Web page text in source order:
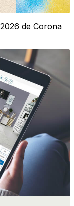
de Corona